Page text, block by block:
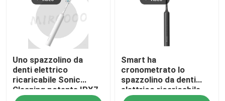
Uno spazzolino da
denti elettrico
ricaricabile Sonic
Cleaning potente IPX7
Smart ha
cronometrato lo
spazzolino da denti
elettrico ricaricabile